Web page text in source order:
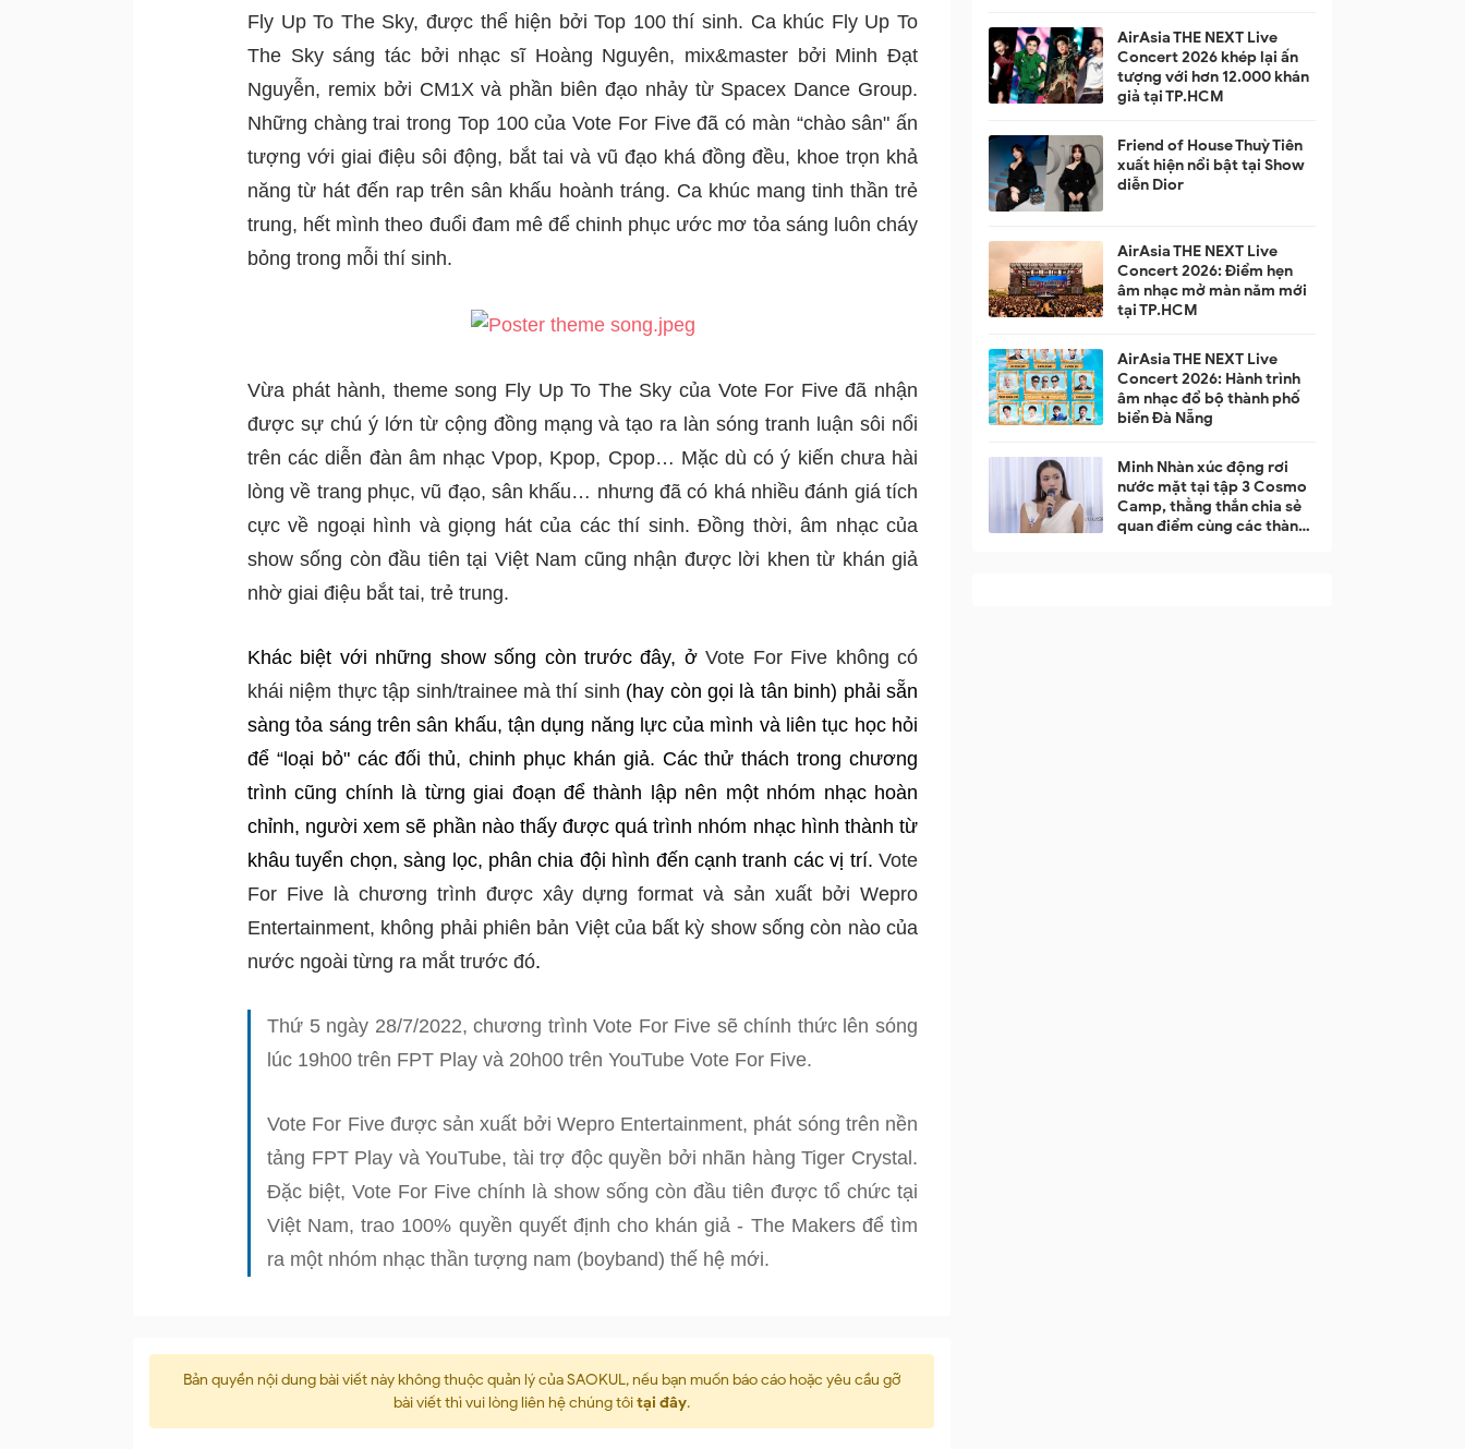
Fly Up To The Sky, được thể hiện bởi Top 100 thí sinh. Ca khúc Fly Up To
The Sky sáng tác bởi nhạc sĩ Hoàng Nguyên, mix&master bởi Minh Đạt
Nguyễn, remix bởi CM1X và phần biên đạo nhảy từ Spacex Dance Group.
Những chàng trai trong Top 100 của Vote For Five đã có màn “chào sân" ấn
tượng với giai điệu sôi động, bắt tai và vũ đạo khá đồng đều, khoe trọn khả
năng từ hát đến rap trên sân khấu hoành tráng. Ca khúc mang tinh thần trẻ
trung, hết mình theo đuổi đam mê để chinh phục ước mơ tỏa sáng luôn cháy
bỏng trong mỗi thí sinh.
Vừa phát hành, theme song Fly Up To The Sky của Vote For Five đã nhận
được sự chú ý lớn từ cộng đồng mạng và tạo ra làn sóng tranh luận sôi nổi
trên các diễn đàn âm nhạc Vpop, Kpop, Cpop… Mặc dù có ý kiến chưa hài
lòng về trang phục, vũ đạo, sân khấu… nhưng đã có khá nhiều đánh giá tích
cực về ngoại hình và giọng hát của các thí sinh. Đồng thời, âm nhạc của
show sống còn đầu tiên tại Việt Nam cũng nhận được lời khen từ khán giả
nhờ giai điệu bắt tai, trẻ trung.
Khác biệt với những show sống còn trước đây, ở Vote For Five không có
khái niệm thực tập sinh/trainee mà thí sinh (hay còn gọi là tân binh) phải sẵn
sàng tỏa sáng trên sân khấu, tận dụng năng lực của mình và liên tục học hỏi
để “loại bỏ" các đối thủ, chinh phục khán giả. Các thử thách trong chương
trình cũng chính là từng giai đoạn để thành lập nên một nhóm nhạc hoàn
chỉnh, người xem sẽ phần nào thấy được quá trình nhóm nhạc hình thành từ
khâu tuyển chọn, sàng lọc, phân chia đội hình đến cạnh tranh các vị trí. Vote
For Five là chương trình được xây dựng format và sản xuất bởi Wepro
Entertainment, không phải phiên bản Việt của bất kỳ show sống còn nào của
nước ngoài từng ra mắt trước đó.
Thứ 5 ngày 28/7/2022, chương trình Vote For Five sẽ chính thức lên sóng
lúc 19h00 trên FPT Play và 20h00 trên YouTube Vote For Five.
Vote For Five được sản xuất bởi Wepro Entertainment, phát sóng trên nền
tảng FPT Play và YouTube, tài trợ độc quyền bởi nhãn hàng Tiger Crystal.
Đặc biệt, Vote For Five chính là show sống còn đầu tiên được tổ chức tại
Việt Nam, trao 100% quyền quyết định cho khán giả - The Makers để tìm
ra một nhóm nhạc thần tượng nam (boyband) thế hệ mới.
Bản quyền nội dung bài viết này không thuộc quản lý của SAOKUL, nếu bạn muốn báo cáo hoặc yêu cầu gỡ
bài viết thì vui lòng liên hệ chúng tôitại đây.
AirAsia THE NEXT Live
Concert 2026 khép lại ấn
tượng với hơn 12.000 khán
giả tại TP.HCM
Friend of House Thuỳ Tiên
xuất hiện nổi bật tại Show
diễn Dior
AirAsia THE NEXT Live
Concert 2026: Điểm hẹn
âm nhạc mở màn năm mới
tại TP.HCM
AirAsia THE NEXT Live
Concert 2026: Hành trình
âm nhạc đổ bộ thành phố
biển Đà Nẵng
Minh Nhàn xúc động rơi
nước mặt tại tập 3 Cosmo
Camp, thẳng thắn chia sẻ
quan điểm cùng các thành